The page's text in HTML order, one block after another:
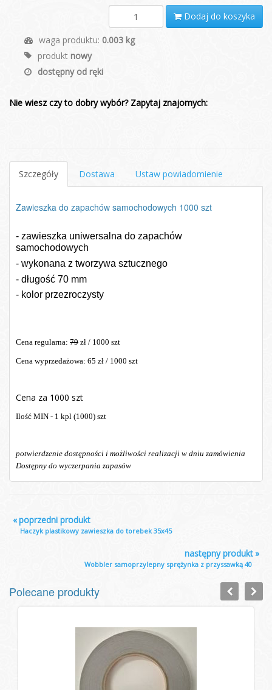
Dodaj do koszyka
waga produktu: 0.003 kg
produkt nowy
dostępny od ręki
Nie wiesz czy to dobry wybór? Zapytaj znajomych:
Szczegóły Dostawa Ustaw powiadomienie
Zawieszka do zapachów samochodowych 1000 szt
- zawieszka uniwersalna do zapachów
samochodowych
- wykonana z tworzywa sztucznego
- długość 70 mm
- kolor przezroczysty
Cena regularna: 79 zł / 1000 szt
Cena wyprzedażowa: 65 zł / 1000 szt
Cena za 1000 szt
Ilość MIN - 1 kpl (1000) szt
potwierdzenie dostępności i możliwości realizacji w dniu zamówienia
Dostępny do wyczerpania zapasów
«poprzedni produkt
Haczyk plastikowy zawieszka do torebek 35x45
»
następny produkt
Wobbler samoprzylepny sprężynka z przyssawką 40
Polecane produkty